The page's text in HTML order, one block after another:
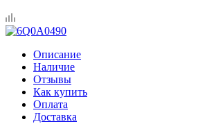
Описание
Наличие
Отзывы
Как купить
Оплата
Доставка